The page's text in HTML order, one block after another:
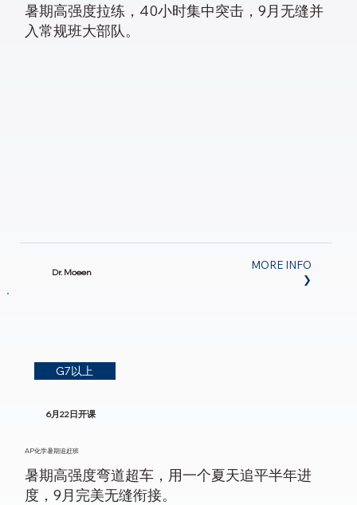
Dr. Moeen
MORE INFO
❯
暑期高强度拉练，40小时集中突击，9月无缝并
入常规班大部队。
G7以上
6月22日开课
AP化学暑期追赶班
暑期高强度弯道超车，用一个夏天追平半年进
度，9月完美无缝衔接。